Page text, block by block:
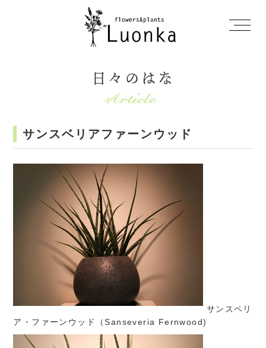
日々のはな
サンスベリアファーンウッド
サンスベリ
ア・ファーンウッド（Sanseveria Fernwood)